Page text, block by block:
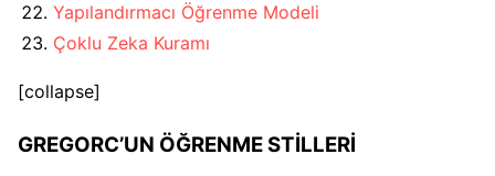
Yapılandırmacı Öğrenme Modeli
Çoklu Zeka Kuramı
[collapse]
GREGORC’UN ÖĞRENME STİLLERİ